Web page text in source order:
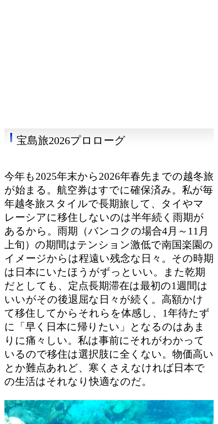
宝島旅2026プロローグ
今年も2025年末から2026年春先までの越冬旅
が始まる。航空券はすでに確保済み。私が毎
年越冬旅スタイルで長期旅して、タイやマ
レーシアに移住しないのは半年続く雨期が
あるから。雨期（バンコクの場合4月～11月
上旬）の期間はテンション激低で南国楽園の
イメージからは程遠い残念な日々。その時期
は日本にいたほうがずっといい。また乾期
だとしても、定点長期滞在は最初の1週間は
いいがその後退屈な日々が続く。高額かけ
て移住してからそれらを体感し、1年待たず
に「早く日本に帰りたい」となるのはあま
りに痛々しい。私は事前にそれがわかって
いるので移住は選択肢に全くない。物価高い
とか難点あれど、寒くさえなければ日本で
の生活はそれなり快適なのだ。